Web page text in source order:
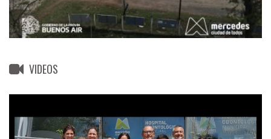
VIDEOS